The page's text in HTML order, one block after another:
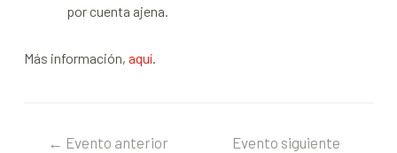
por cuenta ajena.
Más información, aquí.
← Evento anterior
Evento siguiente